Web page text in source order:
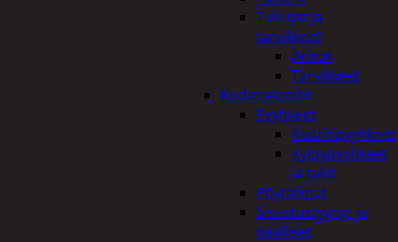
Tulisijat ja
tarvikkeet
Arinat
Tarvikkeet
Kodintekstiilit
Pyyhkeet
Keittiöpyyhkeet
Kylpypyyhkeet
ja takit
Pöytäliinat
Sisustustyynyt ja
päälliset